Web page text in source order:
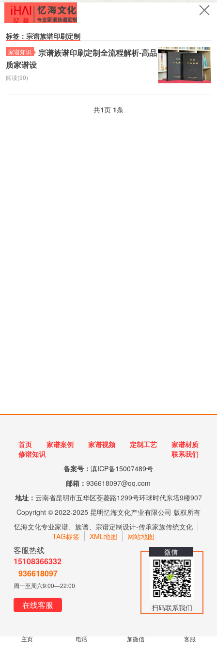
标签：宗谱族谱印刷定制
家谱知识
宗谱族谱印刷定制全流程解析-高品
质家谱设
阅读(90)
共1页 1条
首页 家谱案例 家谱视频 定制工艺
家谱材质
修谱知识
联系我们
备案号：滇ICP备15007489号
邮箱：936618097@qq.com
地址： 云南省昆明市五华区茭菱路1299号环球时代东塔9楼907
Copyright © 2022-2025 昆明忆海文化产业有限公司 版权所有
忆海文化专业家谱、族谱、宗谱定制设计-传承家族传统文化
TAG标签
XML地图 网站地图
客服热线
15108366332
936618097
周一至周六9:00—22:00
在线客服
微信
扫码联系我们
主页 电话 加微信 客服